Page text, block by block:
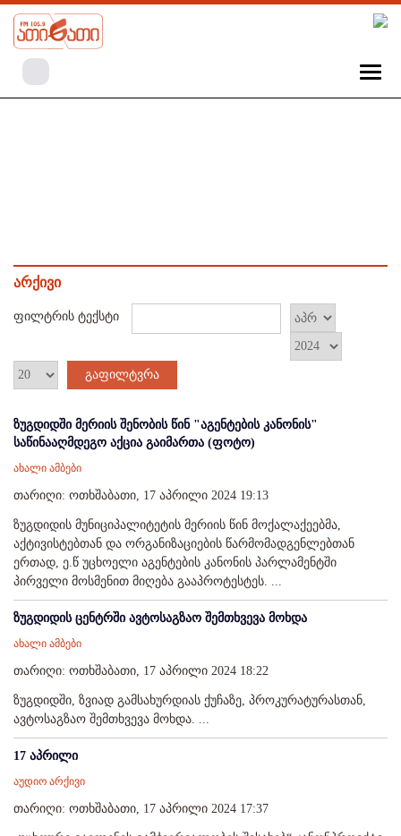
არქივი
ფილტრის ტექსტი
გაფილტვრა
ზუგდიდში მერიის შენობის წინ "აგენტების კანონის"
საწინააღმდეგო აქცია გაიმართა (ფოტო)
ახალი ამბები
თარიღი: ოთხშაბათი, 17 აპრილი 2024 19:13
ზუგდიდის მუნიციპალიტეტის მერიის წინ მოქალაქეებმა,
აქტივისტებთან და ორგანიზაციების წარმომადგენლებთან
ერთად, ე.წ უცხოელი აგენტების კანონის პარლამენტში
პირველი მოსმენით მიღება გააპროტესტეს. ...
ზუგდიდის ცენტრში ავტოსაგზაო შემთხვევა მოხდა
ახალი ამბები
თარიღი: ოთხშაბათი, 17 აპრილი 2024 18:22
ზუგდიდში, ზვიად გამსახურდიას ქუჩაზე, პროკურატურასთან,
ავტოსაგზაო შემთხვევა მოხდა. ...
17 აპრილი
აუდიო არქივი
თარიღი: ოთხშაბათი, 17 აპრილი 2024 17:37